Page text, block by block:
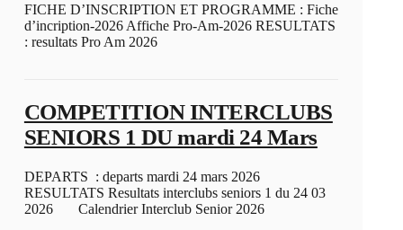
FICHE D’INSCRIPTION ET PROGRAMME : Fiche
d’incription-2026 Affiche Pro-Am-2026 RESULTATS
: resultats Pro Am 2026
COMPETITION INTERCLUBS
SENIORS 1 DU mardi 24 Mars
DEPARTS : departs mardi 24 mars 2026
RESULTATS Resultats interclubs seniors 1 du 24 03
2026 Calendrier Interclub Senior 2026